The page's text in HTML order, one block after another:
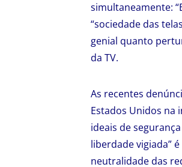
simultaneamente:
“sociedade das
genial quanto
da TV.
As recentes
Estados Unidos na
ideais de
liberdade vigiada”
neutralidade das